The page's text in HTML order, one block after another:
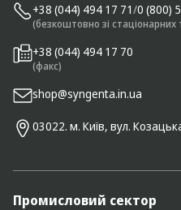
+38 (044) 494 17 71/0 (800)
(безкоштовно зі
+38 (044) 494 17 70
(факс)
shop@syngenta.in.ua
03022. м. Київ, вул.
Промисловий сектор